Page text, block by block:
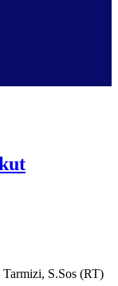
S.Sos (RT)